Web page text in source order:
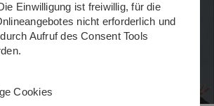
Einwilligung ist freiwillig, für die
nicht erforderlich und
Aufruf des Consent Tools
Cookies